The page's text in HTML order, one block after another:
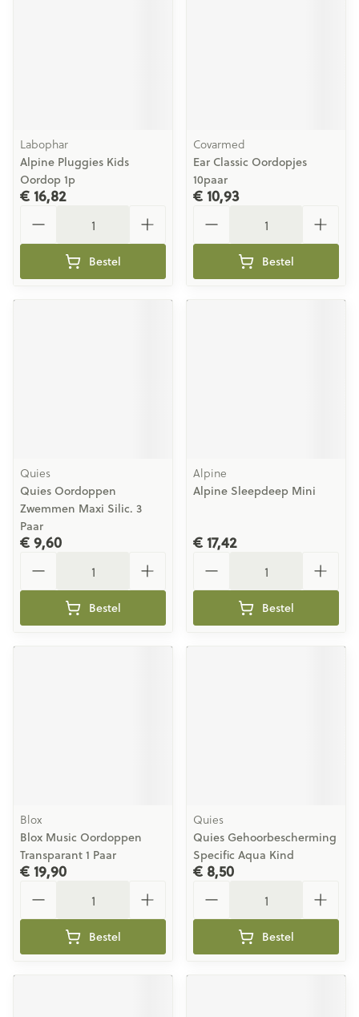
Labophar
Alpine Pluggies Kids
Oordop 1p
€ 16,82
Bestel
Covarmed
Ear Classic Oordopjes
10paar
€ 10,93
Bestel
Quies
Quies Oordoppen
Zwemmen Maxi Silic. 3
Paar
€ 9,60
Bestel
Alpine
Alpine Sleepdeep Mini
€ 17,42
Bestel
Blox
Blox Music Oordoppen
Transparant 1 Paar
€ 19,90
Bestel
Quies
Quies Gehoorbescherming
Specific Aqua Kind
€ 8,50
Bestel